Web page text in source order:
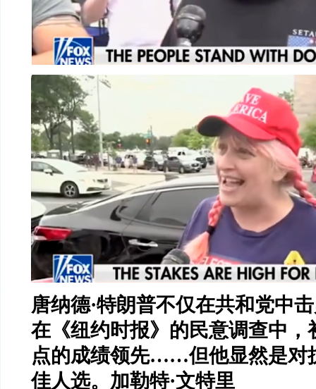
唐纳德·特朗普不仅在共和党中
在《纽约时报》的民意调查中，
点的成绩领先……但他显然是对
佳人选。加勒特·文特里